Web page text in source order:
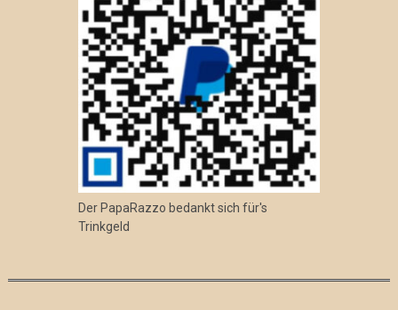
Der PapaRazzo bedankt sich für's
Trinkgeld